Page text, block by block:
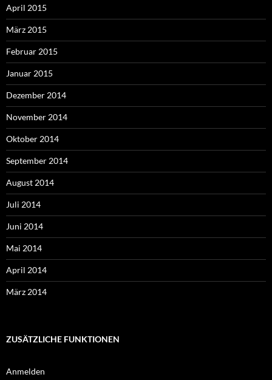
April 2015
März 2015
Februar 2015
Januar 2015
Dezember 2014
November 2014
Oktober 2014
September 2014
August 2014
Juli 2014
Juni 2014
Mai 2014
April 2014
März 2014
ZUSÄTZLICHE FUNKTIONEN
Anmelden